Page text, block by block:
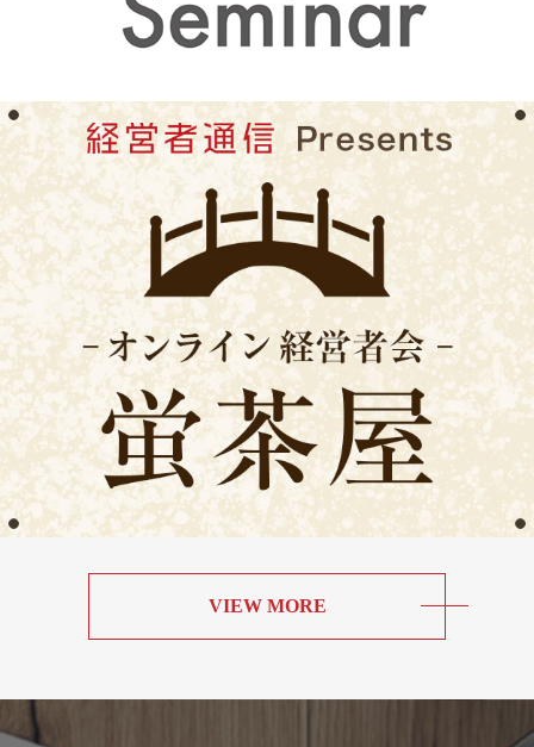
VIEW MORE